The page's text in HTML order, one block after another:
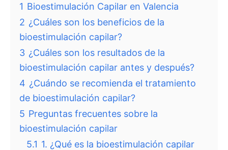
1 Bioestimulación Capilar en Valencia
2 ¿Cuáles son los beneficios de la
bioestimulación capilar?
3 ¿Cuáles son los resultados de la
bioestimulación capilar antes y después?
4 ¿Cuándo se recomienda el tratamiento
de bioestimulación capilar?
5 Preguntas frecuentes sobre la
bioestimulación capilar
5.1 1. ¿Qué es la bioestimulación capilar